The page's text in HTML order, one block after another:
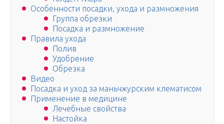
Особенности посадки, ухода и размножения
Группа обрезки
Посадка и размножение
Правила ухода
Полив
Удобрение
Обрезка
Видео
Посадка и уход за маньчжурским клематисом
Применение в медицине
Лечебные свойства
Настойка